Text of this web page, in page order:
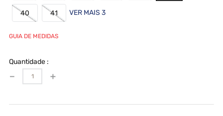
40 41 VER MAIS 3
GUIA DE MEDIDAS
Quantidade
＋
－